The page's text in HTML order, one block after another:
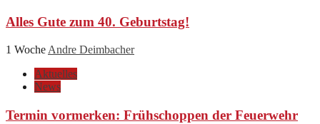
Alles Gute zum 40. Geburtstag!
1 Woche Andre Deimbacher
Aktuelles
News
Termin vormerken: Frühschoppen der Feuerwehr